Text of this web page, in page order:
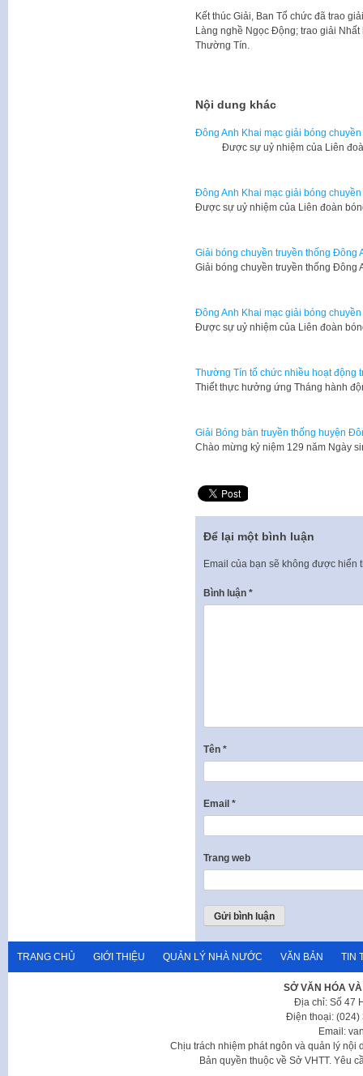
Kết thúc Giải, Ban Tổ chức đã trao
Làng nghề Ngọc Động; trao giải
Thường Tín.
Nội dung khác
Đông Anh Khai mạc giải bóng chuyền
Được sự uỷ nhiệm của Liên
Đông Anh Khai mạc giải bóng chuyền
Được sự uỷ nhiệm của Liên đoàn
Giải bóng chuyền truyền thống Đông
Giải bóng chuyền truyền thống
Đông Anh Khai mạc giải bóng
Được sự uỷ nhiệm của Liên đoàn
Thường Tín tổ chức nhiều hoạt động
Thiết thực hưởng ứng Tháng hành
Giải Bóng bàn truyền thống huyện
Chào mừng kỷ niệm 129 năm Ngày
Để lại một bình luận
Email của bạn sẽ không được hiển
Bình luận *
Tên *
Email *
Trang web
TRANG CHỦ GIỚI THIỆU QUẢN LÝ NHÀ NƯỚC VĂN BẢN TIN
SỞ VĂN HÓA
Địa chỉ: Số 47
Điện thoại: (024)
Email:
Chịu trách nhiệm phát ngôn và quản lý nội
Bản quyền thuộc về Sở VHTT. Yêu